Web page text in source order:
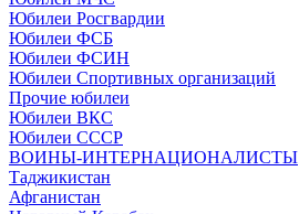
Юбилеи Росгвардии
Юбилеи ФСБ
Юбилеи ФСИН
Юбилеи Спортивных организаций
Прочие юбилеи
Юбилеи ВКС
Юбилеи СССР
ВОИНЫ-ИНТЕРНАЦИОНАЛИСТЫ
Таджикистан
Афганистан